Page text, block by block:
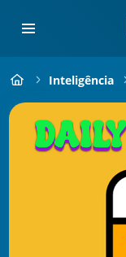
Inteligência